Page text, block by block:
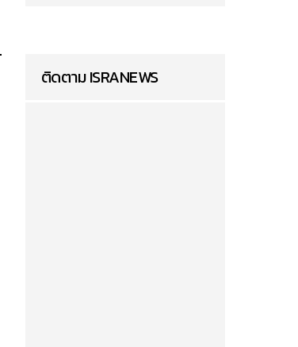
ติดตาม ISRANEWS